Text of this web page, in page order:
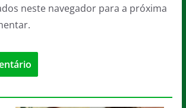
neste navegador para a próxima